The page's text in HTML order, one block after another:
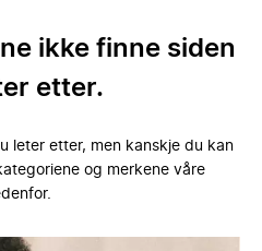
ikke finne siden
etter.
leter etter, men kanskje du kan
og merkene våre